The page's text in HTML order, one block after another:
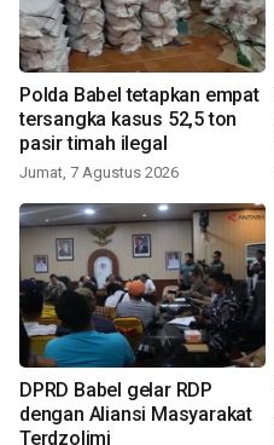
Polda Babel tetapkan empat
tersangka kasus 52,5 ton
pasir timah ilegal
Jumat, 7 Agustus 2026
DPRD Babel gelar RDP
dengan Aliansi Masyarakat
Terdzolimi